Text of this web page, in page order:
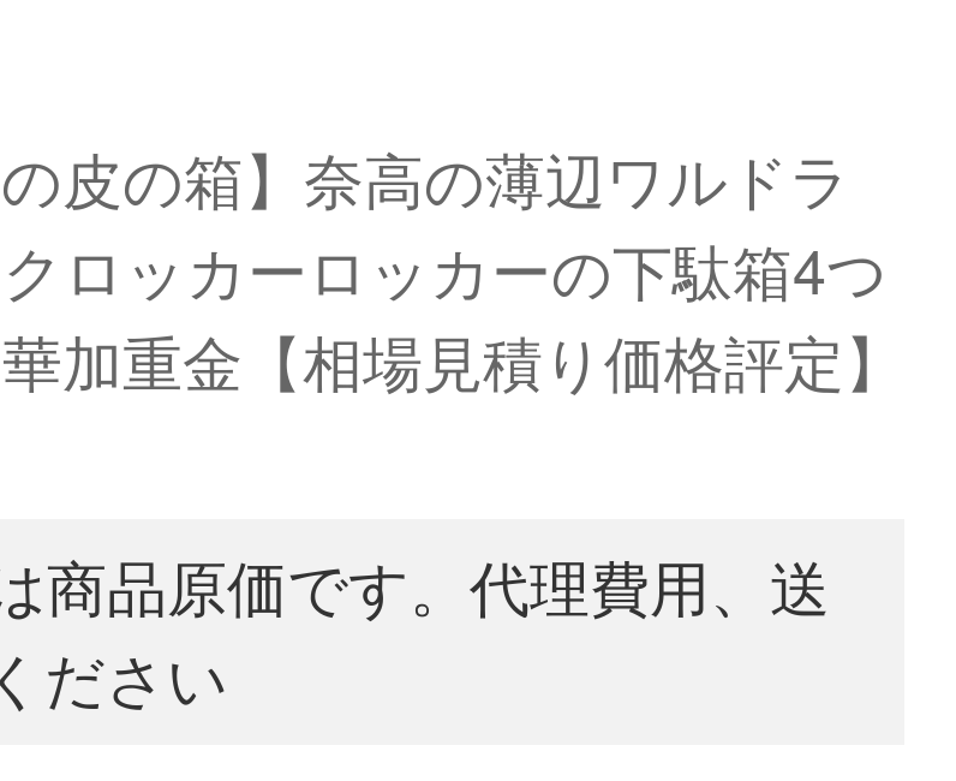
皮の箱】奈高の薄辺ワルドラ
ロッカーロッカーの下駄箱4つ
加重金【相場見積り価格評定】
商品原価です。代理費用、送
ださい